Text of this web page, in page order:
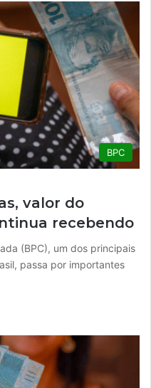
BPC
valor do
recebendo
(BPC), um dos principais
passa por importantes